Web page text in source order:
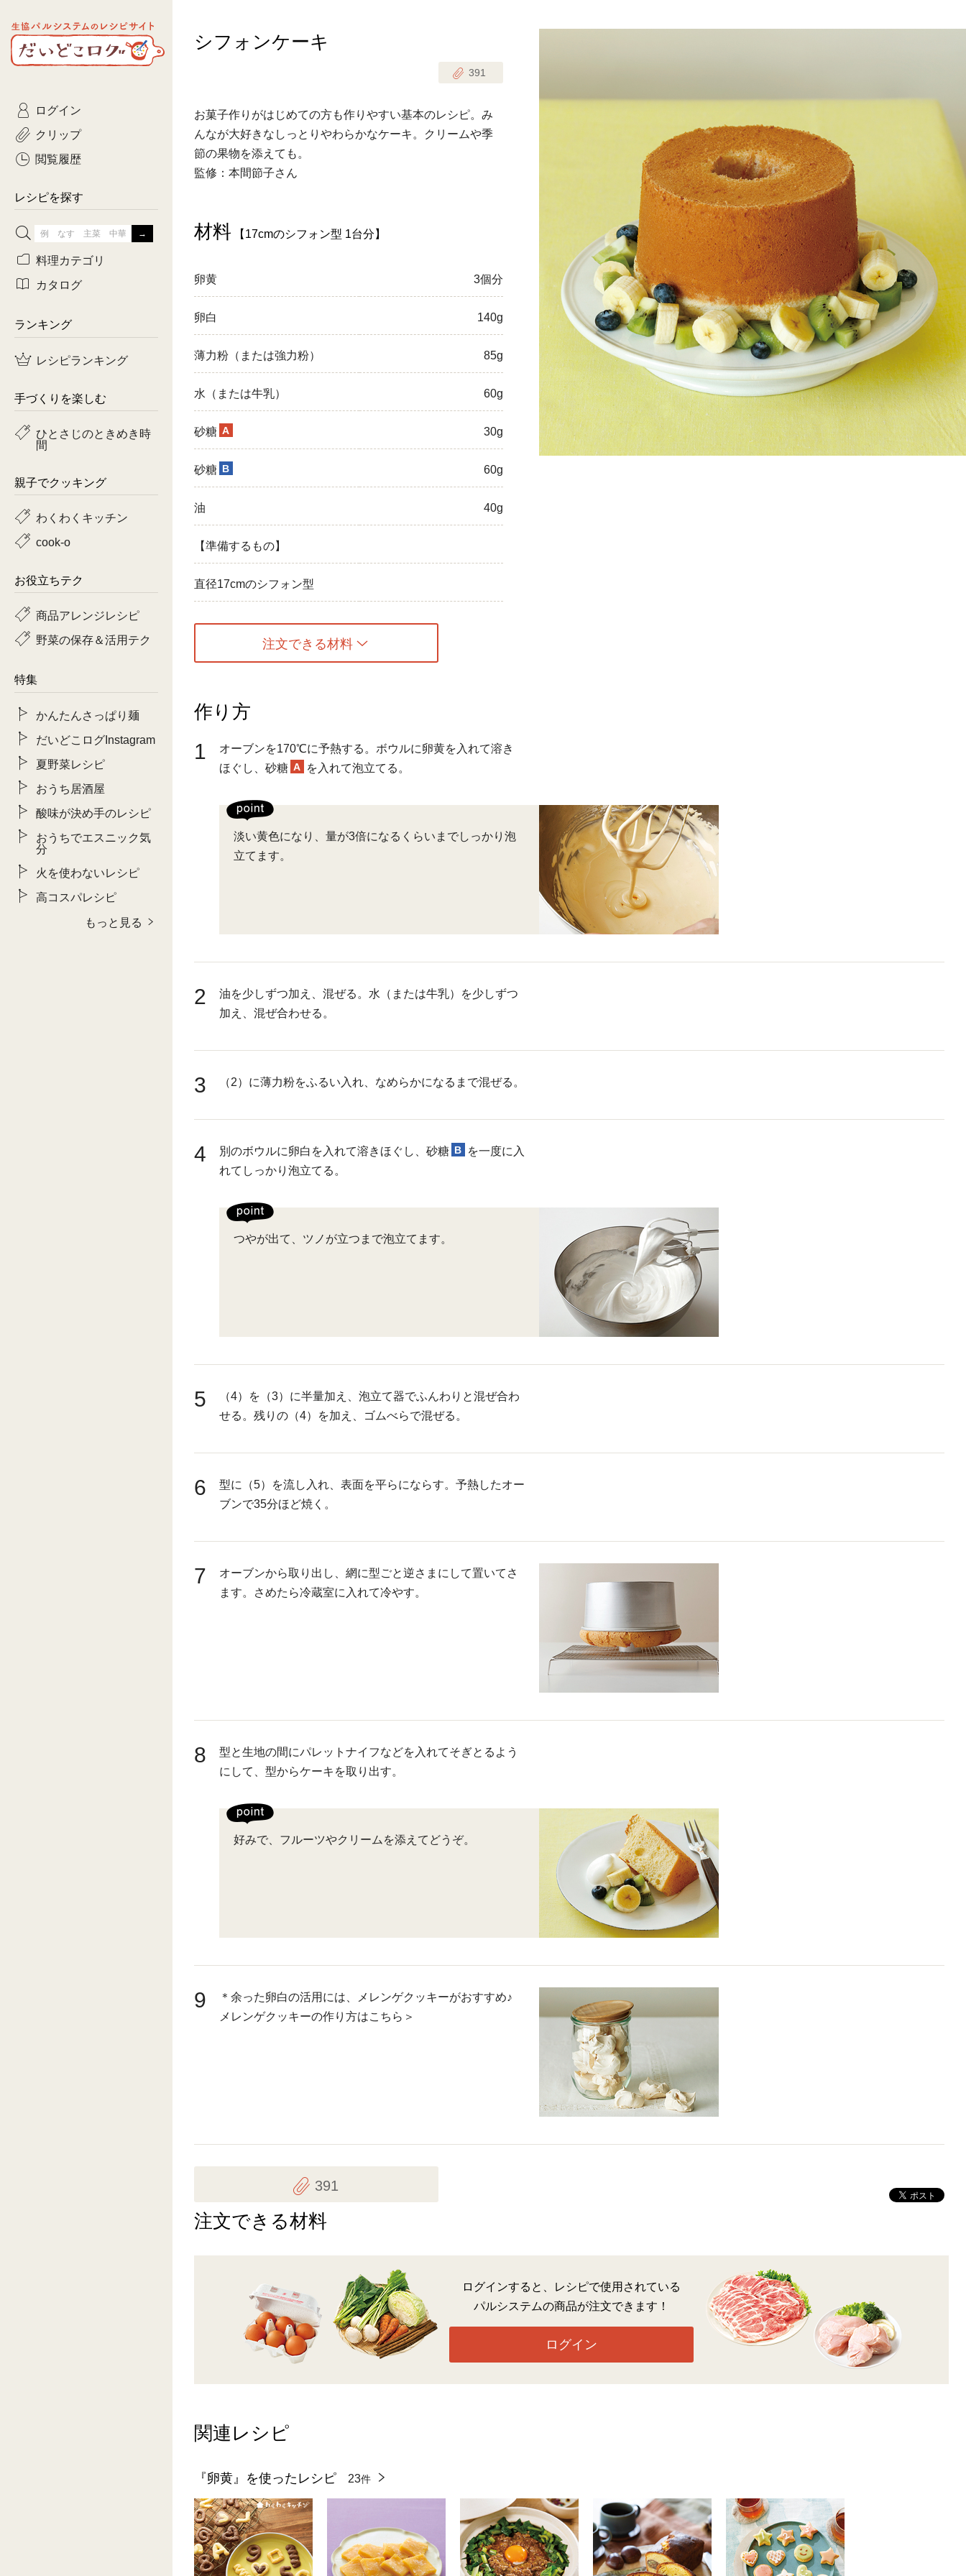
生協パルシステムのレシピ
サイト
だいどこログ
シフォンケーキ
391
お菓子作りがはじめての方も作りやすい基本のレシピ。み
んなが大好きなしっとりやわらかなケーキ。クリームや季
節の果物を添えても。
監修：本間節子さん
材料 【17cmのシフォン型 1台分】
卵黄 3個分
卵白 140g
薄力粉（または強力粉） 85g
水（または牛乳） 60g
砂糖 A 30g
砂糖 B 60g
油 40g
【準備するもの】
直径17cmのシフォン型
注文できる材料
作り方
1
オーブンを170℃に予熱する。ボウルに卵黄を入れて溶き
ほぐし、砂糖 A を入れて泡立てる。
淡い黄色になり、量が3倍になるくらいまでしっかり泡
立てます。
2
油を少しずつ加え、混ぜる。水（または牛乳）を少しずつ
加え、混ぜ合わせる。
3 （2）に薄力粉をふるい入れ、なめらかになるまで混ぜる。
4 別のボウルに卵白を入れて溶きほぐし、砂糖 B
を一度に入
れてしっかり泡立てる。
つやが出て、ツノが立つまで泡立てます。
5
（4）を（3）に半量加え、泡立て器でふんわりと混ぜ合わ
せる。残りの（4）を加え、ゴムべらで混ぜる。
6
型に（5）を流し入れ、表面を平らにならす。予熱したオー
ブンで35分ほど焼く。
7
オーブンから取り出し、網に型ごと逆さまにして置いてさ
ます。さめたら冷蔵室に入れて冷やす。
8
型と生地の間にパレットナイフなどを入れてそぎとるよう
にして、型からケーキを取り出す。
好みで、フルーツやクリームを添えてどうぞ。
9
＊余った卵白の活用には、メレンゲクッキーがおすすめ♪
メレンゲクッキーの作り方はこちら＞
391
注文できる材料
ログインすると、レシピで使用されている
パルシステムの商品が注文できます！
ログイン
関連レシピ
『卵黄』を使ったレシピ 23件
ログイン
クリップ
閲覧履歴
レシピを探す
ひとさじのときめき時間
おきらくだ 1歳半からの幼児食
3日分ごはんセット（2人分）
3日分ごはんセット（3人分）
ピーマン なす
料理カテゴリ
主菜
常備菜・作りおき お弁当
おつまみ
カタログ
コトコト
yumyumいっしょごはん
ぷれーんぺいじ
ランキング
レシピランキング
手づくりを楽しむ
ひとさじのときめき時
間
親子でクッキング
わくわくキッチン
cook-o
お役立ちテク
商品アレンジレシピ
野菜の保存＆活用テク
特集
かんたんさっぱり麺
だいどこログInstagram
夏野菜レシピ
おうち居酒屋
酸味が決め手のレシピ
おうちでエスニック気
分
火を使わないレシピ
高コスパレシピ
もっと見る